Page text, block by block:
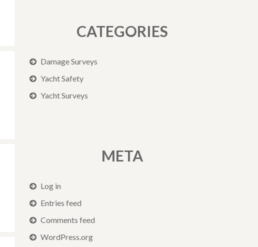
CATEGORIES
Damage Surveys
Yacht Safety
Yacht Surveys
META
Log in
Entries feed
Comments feed
WordPress.org